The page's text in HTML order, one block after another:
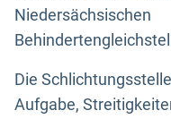
Niedersächsischen
Die
Aufgabe,